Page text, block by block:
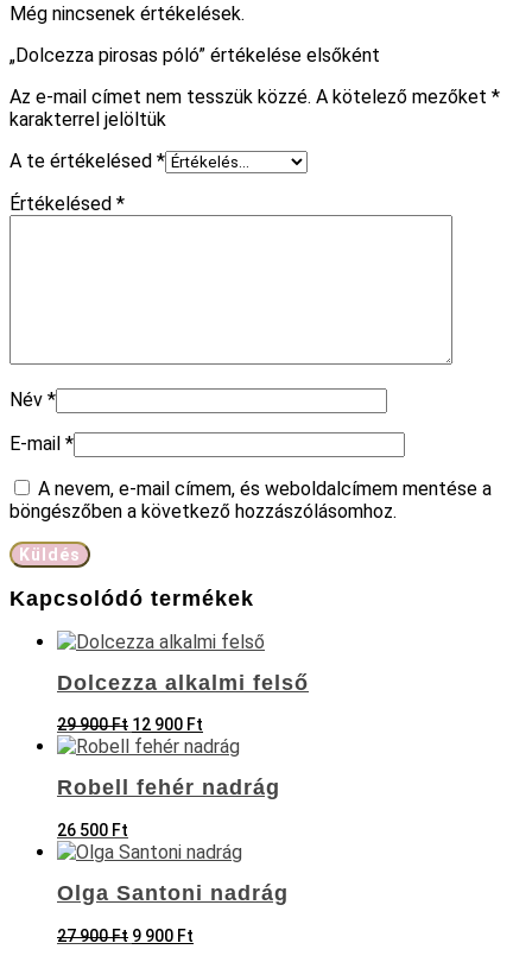
Még nincsenek értékelések.
„Dolcezza pirosas póló” értékelése elsőként
Az e-mail címet nem tesszük közzé. A kötelező mezőket *
karakterrel jelöltük
A te értékelésed *
Értékelésed *
Név *
E-mail *
A nevem, e-mail címem, és weboldalcímem mentése a
böngészőben a következő hozzászólásomhoz.
Kapcsolódó termékek
Dolcezza alkalmi felső
29 900Ft Original
price
was:
29
900 Ft.
12 900 Ft
price
is:
12
900 Ft.
Robell fehér nadrág
26 500 Ft
Olga Santoni nadrág
27 900Ft Original
9 900 Ft